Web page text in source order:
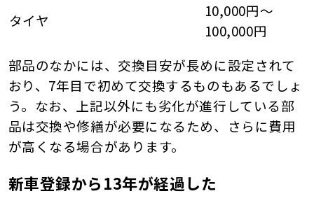
タイヤ
10,000円〜
100,000円
部品のなかには、交換目安が長めに設定されて
おり、7年目で初めて交換するものもあるでしょ
う。なお、上記以外にも劣化が進行している部
品は交換や修繕が必要になるため、さらに費用
が高くなる場合があります。
新車登録から13年が経過した